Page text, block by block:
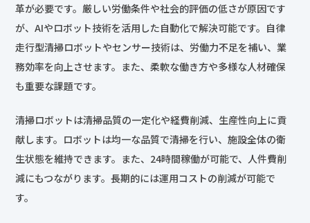
革が必要です。厳しい労働条件や社会的評価の低さが原因です
が、AIやロボット技術を活用した自動化で解決可能です。自律
走行型清掃ロボットやセンサー技術は、労働力不足を補い、業
務効率を向上させます。また、柔軟な働き方や多様な人材確保
も重要な課題です。
清掃ロボットは清掃品質の一定化や経費削減、生産性向上に貢
献します。ロボットは均一な品質で清掃を行い、施設全体の衛
生状態を維持できます。また、24時間稼働が可能で、人件費削
減にもつながります。長期的には運用コストの削減が可能で
す。